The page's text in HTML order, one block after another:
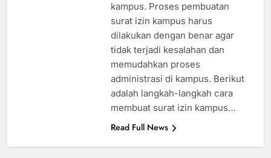
kampus. Proses pembuatan
surat izin kampus harus
dilakukan dengan benar agar
tidak terjadi kesalahan dan
memudahkan proses
administrasi di kampus. Berikut
adalah langkah-langkah cara
membuat surat izin kampus…
Read Full News